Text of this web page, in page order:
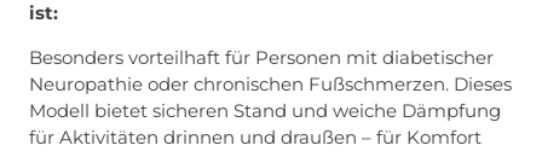
ist:
Besonders vorteilhaft für Personen mit diabetischer
Neuropathie oder chronischen Fußschmerzen. Dieses
Modell bietet sicheren Stand und weiche Dämpfung
für Aktivitäten drinnen und draußen – für Komfort